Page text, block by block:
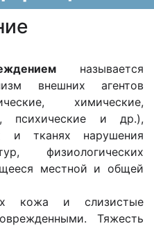
называется
внешних агентов
химические,
психические и др.),
и тканях нарушения
физиологических
местной и общей
кожа и слизистые
Тяжесть